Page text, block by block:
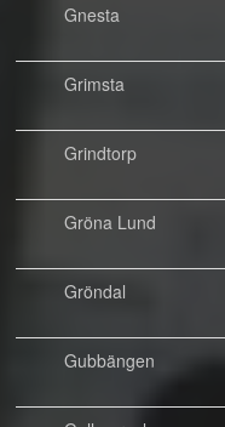
Gnesta
Grimsta
Grindtorp
Gröna Lund
Gröndal
Gubbängen